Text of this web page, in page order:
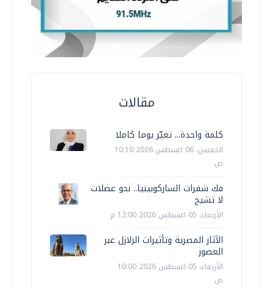
مقالات
كلمة واحدة... تغيّر يوما كاملا
الخميس، 06 اغسطس 2026 10:10
ص
فك شفرات الساركوبينيا.. نحو عضلات
لا تشيخ
الأربعاء، 05 اغسطس 2026 12:00 م
الآثار المصرية وتأثيرات الزلازل عبر
العصور
الأربعاء، 05 اغسطس 2026 10:00
ص